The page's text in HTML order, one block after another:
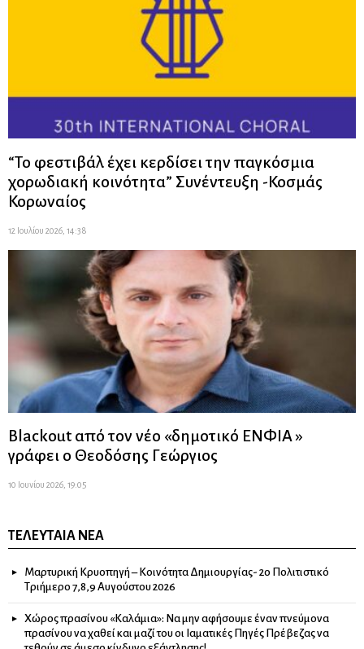
“Το φεστιβάλ έχει κερδίσει την παγκόσμια
χορωδιακή κοινότητα” Συνέντευξη -Κοσμάς
Κορωναίος
12 Ιουλίου 2026, 14:38
Blackout από τον νέο «δημοτικό ΕΝΦΙΑ »
γράφει ο Θεοδόσης Γεώργιος
10 Ιουνίου 2026, 19:05
ΤΕΛΕΥΤΑΊΑ ΝΈΑ
Μαρτυρική Κρυοπηγή – Κοινότητα Δημιουργίας- 2ο Πολιτιστικό
Τριήμερο 7,8,9 Αυγούστου 2026
Χώρος πρασίνου «Καλάμια»: Να μην αφήσουμε έναν πνεύμονα
πρασίνου να χαθεί και μαζί του οι Ιαματικές Πηγές Πρέβεζας να